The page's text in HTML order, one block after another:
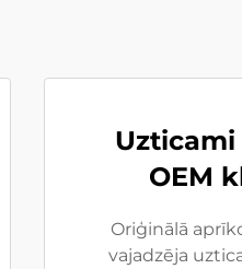
OEM
Oriģinālā
vajadzēja